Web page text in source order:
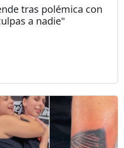
tras polémica con
a nadie"